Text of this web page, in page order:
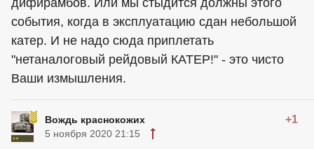
дифирамбов. Или мы стыдится должны этого
события, когда в эксплуатацию сдан небольшой
катер. И не надо сюда приплетать
"нетаналоговый рейдовый КАТЕР!" - это чисто
Ваши измышления.
Вождь краснокожих +1
5 ноября 2020 21:15